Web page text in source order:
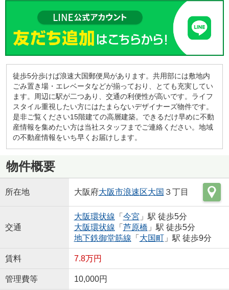
徒歩5分歩けば浪速大国郵便局があります。共用部には敷地内
ごみ置き場・エレベータなどが揃っており、とても充実してい
ます。周辺に駅が二つあり、交通の利便性が高いです。ライフ
スタイル重視したい方にはたまらないデザイナーズ物件です。
是非ご覧ください15階建ての高層建築。できるだけ早めに不動
産情報を集めたい方は当社スタッフまでご連絡ください。地域
の不動産情報をいち早くお届けします。
物件概要
所在地 大阪府大阪市浪速区大国 ３丁目
交通
大阪環状線 「 今宮 」駅 徒歩5分
大阪環状線 「 芦原橋 」駅 徒歩5分
地下鉄御堂筋線 「 大国町」駅 徒歩9分
賃料 7.8万円
管理費等 10,000円